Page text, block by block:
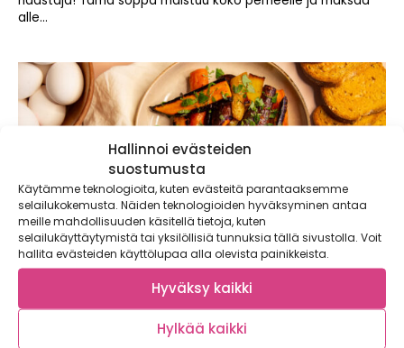
Hallinnoi evästeiden
suostumusta
Käytämme teknologioita, kuten evästeitä parantaaksemme
selailukokemusta. Näiden teknologioiden hyväksyminen antaa
meille mahdollisuuden käsitellä tietoja, kuten
selailukäyttäytymistä tai yksilöllisiä tunnuksia tällä sivustolla. Voit
hallita evästeiden käyttölupaa alla olevista painikkeista.
Hyväksy kaikki
Hylkää kaikki
alle...
Turkkilaiset uppomunat ja paahdetut